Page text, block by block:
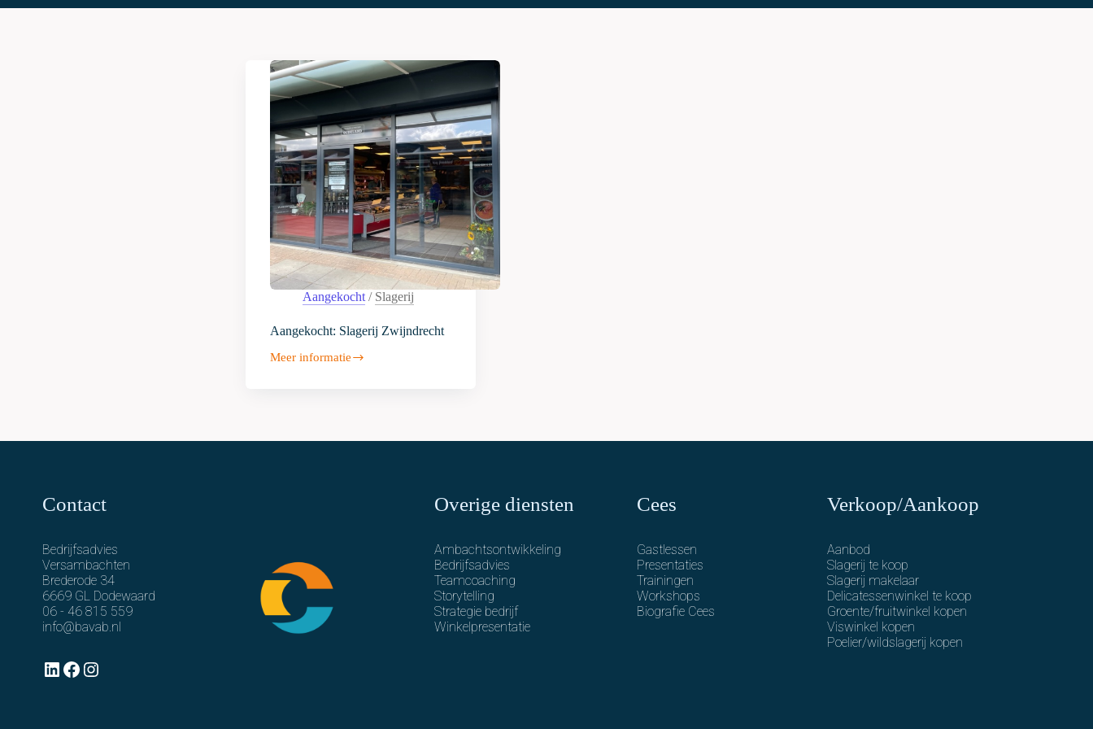
Aangekocht / Slagerij
Aangekocht: Slagerij Zwijndrecht
Meer informatie
Aangekocht:
Contact
Bedrijfsadvies
Versambachten
Brederode 34
6669 GL Dodewaard
06 - 46 815 559
info@bavab.nl
LinkedIn
Facebook
Instagram
Overige diensten
Ambachtsontwikkeling
Bedrijfsadvies
Teamcoaching
Storytelling
Strategie bedrijf
Winkelpresentatie
Cees
Gastlessen
Presentaties
Trainingen
Workshops
Biografie Cees
Verkoop/Aankoop
Aanbod
Slagerij te koop
Slagerij makelaar
Delicatessenwinkel te koop
Groente/fruitwinkel kopen
Viswinkel kopen
Poelier/wildslagerij kopen